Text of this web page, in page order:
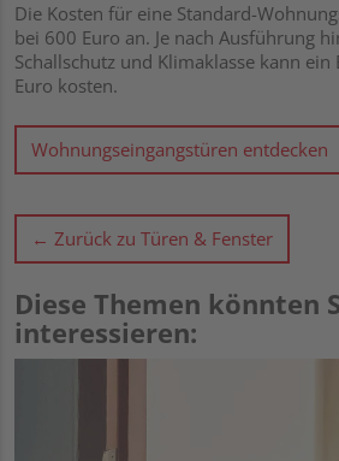
Die Kosten für eine Standard-
bei 600 Euro an. Je nach Ausführung
Schallschutz und Klimaklasse kann
Euro kosten.
Wohnungseingangstüren entdecken
← Zurück zu Türen & Fenster
Diese Themen könnten
interessieren: